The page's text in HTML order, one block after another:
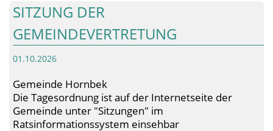
SITZUNG DER
GEMEINDEVERTRETUNG
01.10.2026
Gemeinde Hornbek
Die Tagesordnung ist auf der Internetseite der
Gemeinde unter "Sitzungen" im
Ratsinformationssystem einsehbar